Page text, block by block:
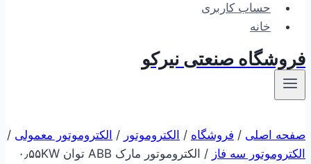
حساب کاربری
خانه
فروشگاه صنعتی نیرکو
صفحه اصلی / فروشگاه / الکتروموتور / الکتروموتور معمولی /
الکتروموتور سه فاز /
الکتروموتور مارک ABB توان ۰٫۵۵KW